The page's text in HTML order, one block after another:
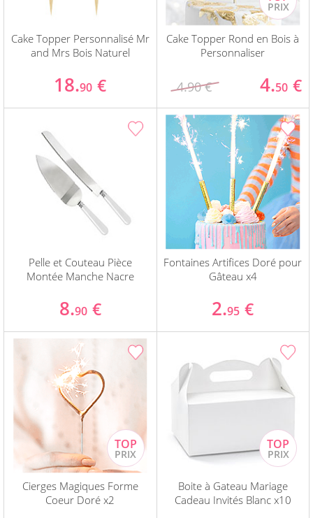
Cake Topper Personnalisé Mr
and Mrs Bois Naturel
18.90 €
Cake Topper Rond en Bois à
Personnaliser
4.90 € 4.50 €
Pelle et Couteau Pièce
Montée Manche Nacre
8.90 €
Fontaines Artifices Doré pour
Gâteau x4
2.95 €
Cierges Magiques Forme
Coeur Doré x2
Boite à Gateau Mariage
Cadeau Invités Blanc x10